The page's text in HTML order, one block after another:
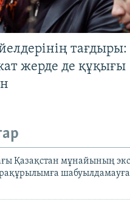
тағдыры:
жерде де құқығы
Қазақстан мұнайының
шабуылдамауға